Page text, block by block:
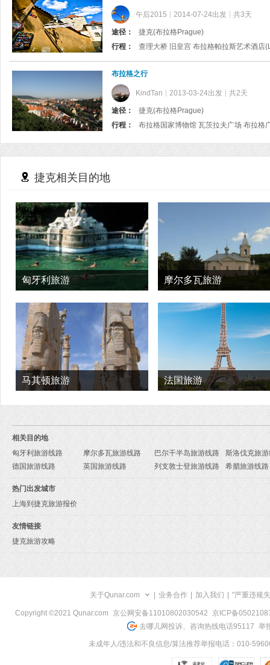
午后2015 2014-07-24出发 共3天
途径：
捷克(布拉格Prague)
行程：
布拉格之行
KindTan 2013-03-24出发 共2天
途径：
捷克(布拉格Prague)
行程：
捷克相关目的地
匈牙利旅游 摩尔多瓦旅游
马其顿旅游 法国旅游
相关目的地
匈牙利旅游线路
摩尔多瓦旅游线路 巴尔干半岛旅游线路
斯洛伐克旅
德国旅游线路
英国旅游线路 列支敦士登旅游线路 希腊旅游线路
热门出发城市
上海到捷克旅游报价
友情链接
捷克旅游攻略
关于Qunar.com 业务合作 加入我们 "严重违规
Copyright ©2021 Qunar.com 京公网安备11010802030542
京ICP备
去哪儿网投诉、咨询热线电话95117 举
未成年人/违法和不良信息/算法推荐举报电话：010-